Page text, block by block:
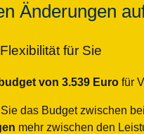
Änderungen
für Sie
von 3.539 Euro für
das Budget zwischen
mehr zwischen den